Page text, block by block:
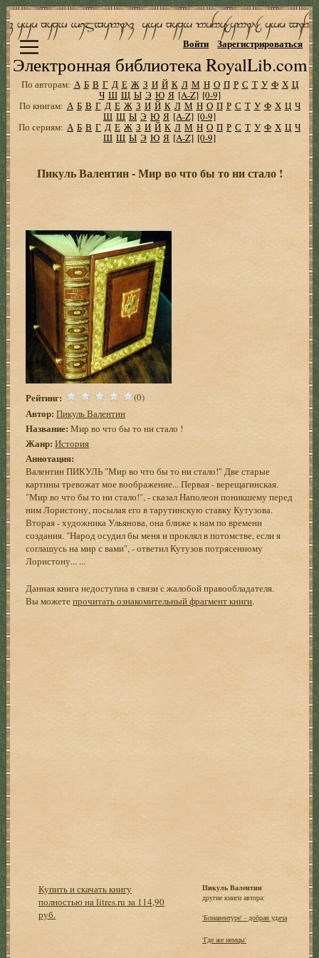
Электронная библиотека RoyalLib.com
Войти Зарегистрироваться
По авторам: А Б В Г Д Е Ж З И Й К Л М Н О П Р С Т У Ф Х Ц
Ч Ш Щ Ы Э Ю Я [A-Z] [0-9]
По книгам: А Б В Г Д Е Ж З И Й К Л М Н О П Р С Т У Ф Х Ц Ч
Ш Щ Ы Э Ю Я [A-Z] [0-9]
По сериям: А Б В Г Д Е Ж З И Й К Л М Н О П Р С Т У Ф Х Ц Ч
Ш Щ Ы Э Ю Я [A-Z] [0-9]
Пикуль Валентин - Мир во что бы то ни стало !
Рейтинг: (0)
Автор: Пикуль Валентин
Название: Мир во что бы то ни стало !
Жанр: История
Аннотация:
Валентин ПИКУЛЬ "Мир во что бы то ни стало!" Две старые
картины тревожат мое воображение... Первая - верещагинская.
"Мир во что бы то ни стало!", - сказал Наполеон поникшему перед
ним Лористону, посылая его в тарутинскую ставку Кутузова.
Вторая - художника Ульянова, она ближе к нам по времени
создания. "Народ осудил бы меня и проклял в потомстве, если я
соглашусь на мир с вами", - ответил Кутузов потрясенному
Лористону... ...
Данная книга недоступна в связи с жалобой правообладателя.
Вы можетепрочитать ознакомительный фрагмент книги.
Купить и скачать книгу
полностью на litres.ru за 114,90
руб.
Пикуль Валентин
другие книги автора:
'Бонавентуре' - добрая удача
'Где же немцы'